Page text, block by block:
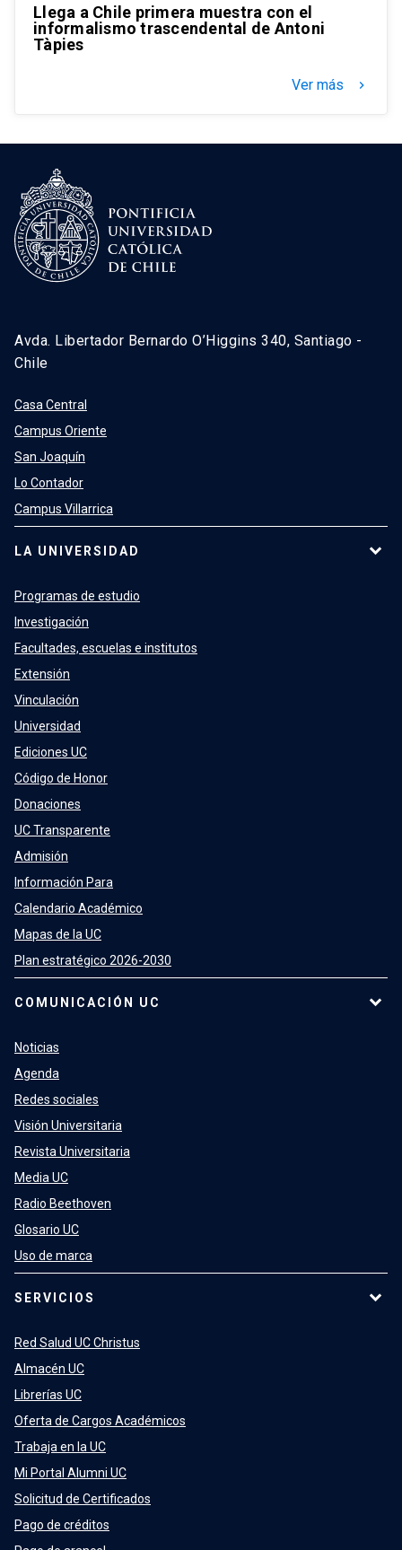
Llega a Chile primera muestra con el
informalismo trascendental de Antoni
Tàpies
Ver más keyboard_arrow_right
Avda. Libertador Bernardo O’Higgins 340, Santiago -
Chile
Casa Central
Campus Oriente
San Joaquín
Lo Contador
Campus Villarrica
LA UNIVERSIDAD
Programas de estudio
Investigación
Facultades, escuelas e institutos
Extensión
Vinculación
Universidad
Ediciones UC
Código de Honor
Donaciones
UC Transparente
Admisión
Información Para
Calendario Académico
Mapas de la UC
Plan estratégico 2026-2030
COMUNICACIÓN UC
Noticias
Agenda
Redes sociales
Visión Universitaria
Revista Universitaria
Media UC
Radio Beethoven
Glosario UC
Uso de marca
SERVICIOS
Red Salud UC Christus
Almacén UC
Librerías UC
Oferta de Cargos Académicos
Trabaja en la UC
Mi Portal Alumni UC
Solicitud de Certificados
Pago de créditos